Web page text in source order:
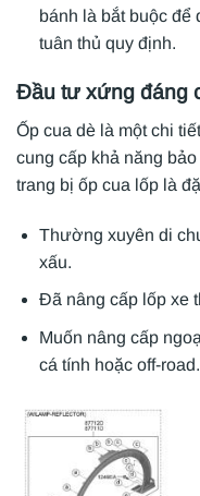
bánh là bắt buộc để
tuân thủ quy định.
Đầu tư xứng đáng
Ốp cua dè là một chi
cung cấp khả năng
trang bị ốp cua lốp là
Thường xuyên di
xấu.
Đã nâng cấp lốp xe
Muốn nâng cấp
cá tính hoặc off-road.